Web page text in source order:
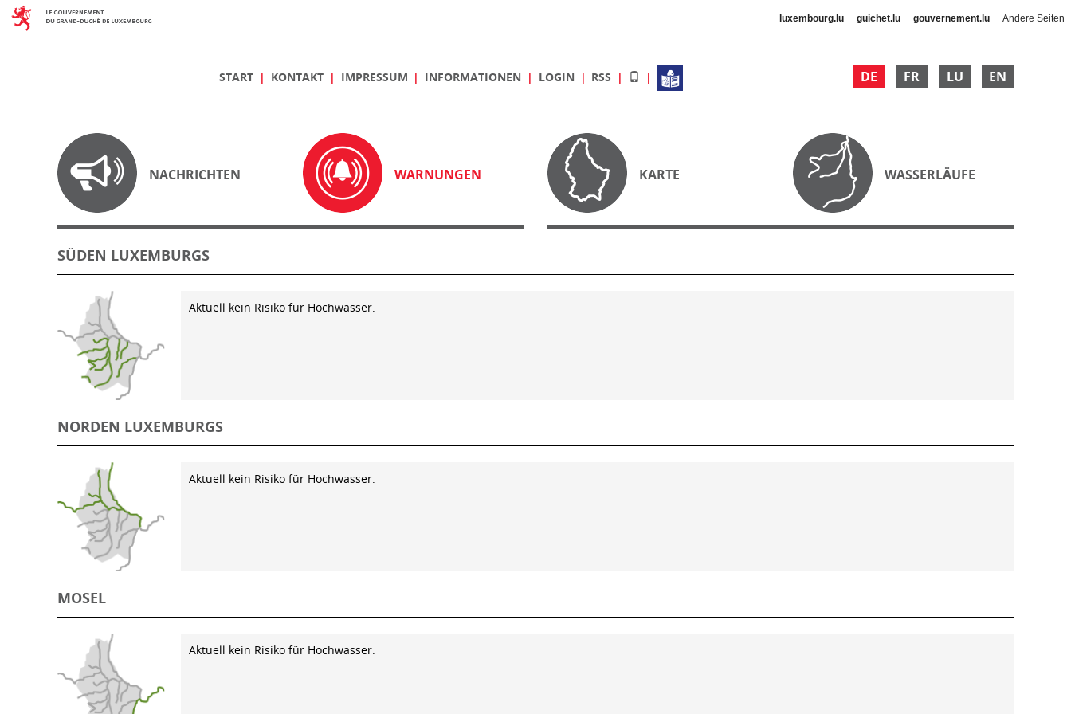
luxembourg.lu guichet.lu gouvernement.lu Andere Seiten
DE FR LU EN
START KONTAKT IMPRESSUM INFORMATIONEN LOGIN RSS
NACHRICHTEN WARNUNGEN KARTE WASSERLÄUFE
SÜDEN LUXEMBURGS
Aktuell kein Risiko für Hochwasser.
NORDEN LUXEMBURGS
Aktuell kein Risiko für Hochwasser.
MOSEL
Aktuell kein Risiko für Hochwasser.